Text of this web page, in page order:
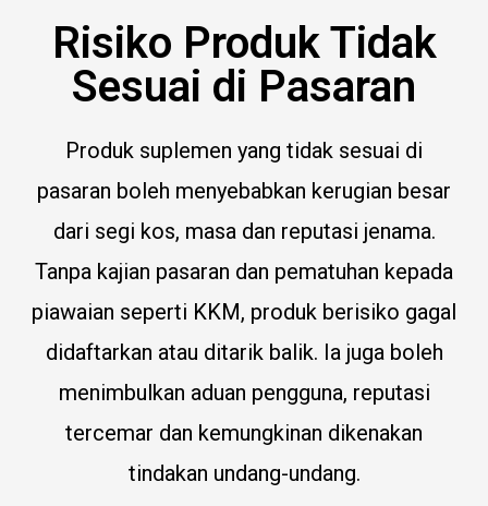
Risiko Produk Tidak
Sesuai di Pasaran
Produk suplemen yang tidak sesuai di
pasaran boleh menyebabkan kerugian besar
dari segi kos, masa dan reputasi jenama.
Tanpa kajian pasaran dan pematuhan kepada
piawaian seperti KKM, produk berisiko gagal
didaftarkan atau ditarik balik. Ia juga boleh
menimbulkan aduan pengguna, reputasi
tercemar dan kemungkinan dikenakan
tindakan undang-undang.